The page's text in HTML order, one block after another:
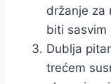
držanje za
biti sasvim
Dublja
trećem